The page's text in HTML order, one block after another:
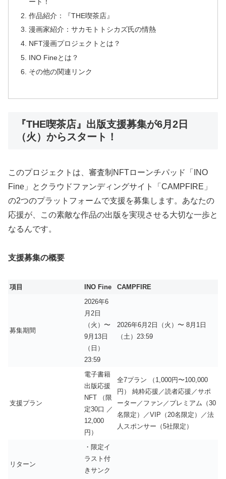
作品紹介：『THE喫茶店』
漫画家紹介：サカモトトシカズ氏の情熱
NFT漫画プロジェクトとは？
INO Fineとは？
その他の関連リンク
『THE喫茶店』出版支援募集が6月2日
（火）からスタート！
このプロジェクトは、審査制NFTローンチパッド「INO
Fine」とクラウドファンディングサイト「CAMPFIRE」
の2つのプラットフォームで支援を募集します。あなたの
応援が、この素敵な作品の出版を実現させる大切な一歩と
なるんです。
支援募集の概要
項目 INO Fine CAMPFIRE
募集期間
2026年6
月2日
（火）〜
9月13日
（日）
23:59
2026年6月2日（火）〜 8月1日
（土）23:59
支援プラン
電子書籍
出版応援
NFT （限
定30口 ／
12,000
円）
全7プラン （1,000円〜100,000
円） 純粋応援／読者応援／サポ
ーター／ファン／プレミアム（30
名限定）／VIP（20名限定）／法
人スポンサー（5社限定）
リターン
・限定イ
ラスト付
きサンク